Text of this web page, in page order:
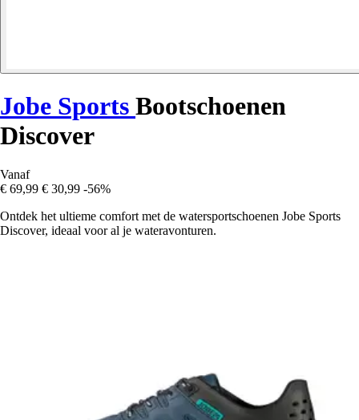
Jobe Sports Bootschoenen
Discover
Vanaf
€ 69,99 € 30,99 -56%
Ontdek het ultieme comfort met de watersportschoenen Jobe Sports
Discover, ideaal voor al je wateravonturen.